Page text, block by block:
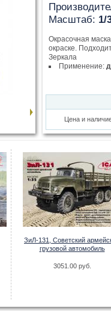
Масштаб: 1/
Окрасочная
окраске.
Зеркала
Применение:
Цена и
ЗиЛ-131, Советский
грузовой автомобиль
3051.00 руб.